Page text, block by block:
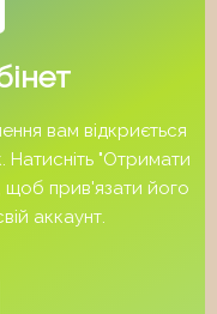
вам відкриється
"Отримати
щоб прив'язати його
аккаунт.